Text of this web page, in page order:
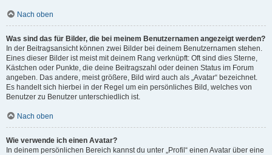
Nach oben
Was sind das für Bilder, die bei meinem Benutzernamen angezeigt werden?
In der Beitragsansicht können zwei Bilder bei deinem Benutzernamen stehen.
Eines dieser Bilder ist meist mit deinem Rang verknüpft: Oft sind dies Sterne,
Kästchen oder Punkte, die deine Beitragszahl oder deinen Status im Forum
angeben. Das andere, meist größere, Bild wird auch als „Avatar“ bezeichnet.
Es handelt sich hierbei in der Regel um ein persönliches Bild, welches von
Benutzer zu Benutzer unterschiedlich ist.
Nach oben
Wie verwende ich einen Avatar?
In deinem persönlichen Bereich kannst du unter „Profil“ einen Avatar über eine